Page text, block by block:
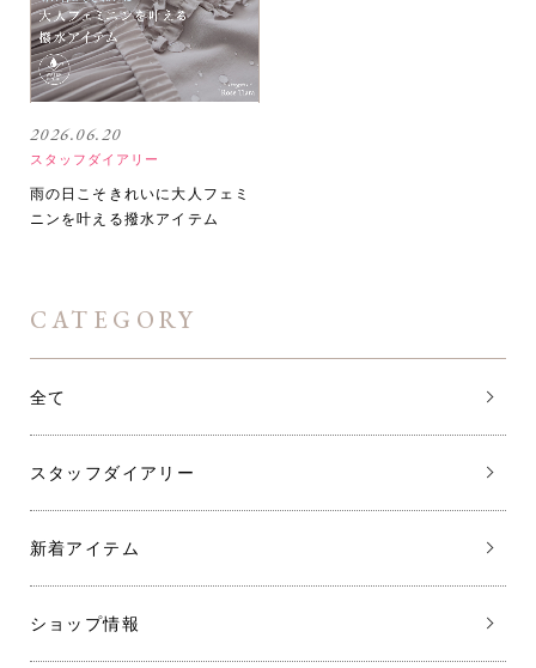
2026.06.20
スタッフダイアリー
雨の日こそきれいに大人フェミ
ニンを叶える撥水アイテム
CATEGORY
全て
スタッフダイアリー
新着アイテム
ショップ情報